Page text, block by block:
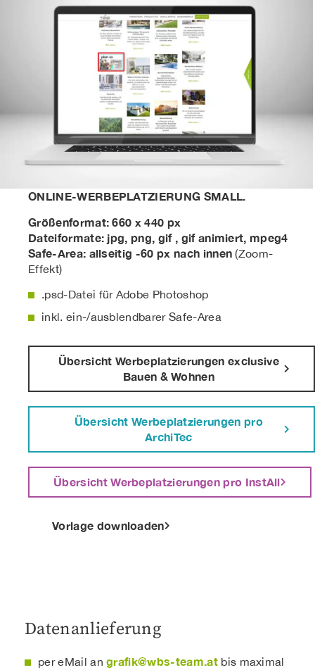
ONLINE-WERBEPLATZIERUNG SMALL.
Größenformat: 660 x 440 px
Dateiformate: jpg, png, gif , gif animiert, mpeg4
Safe-Area: allseitig -60 px nach innen(Zoom-
Effekt)
.psd-Datei für Adobe Photoshop
inkl. ein-/ausblendbarer Safe-Area
Übersicht Werbeplatzierungen exclusive
Bauen & Wohnen
Übersicht Werbeplatzierungen pro
ArchiTec
Übersicht Werbeplatzierungen pro InstAll
Vorlage downloaden
Datenanlieferung
per eMail angrafik@wbs-team.atbis maximal